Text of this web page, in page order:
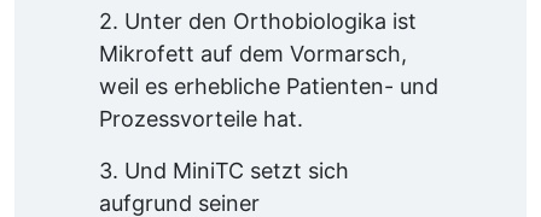
2. Unter den Orthobiologika ist
Mikrofett auf dem Vormarsch,
weil es erhebliche Patienten- und
Prozessvorteile hat.
3. Und MiniTC setzt sich
aufgrund seiner